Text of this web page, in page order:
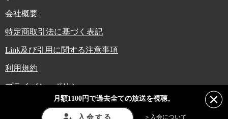
会社概要
特定商取引法に基づく表記
Link及び引用に関する注意事項
利用規約
プライバシーポリシー
Copyright (C) Video News Network. All rights reserved.
ビデオニュースに記載している記事、写真及び動画などは日本の著作権法や国
月額1100円で過去全ての放送を視聴。
入会する ＞入会について